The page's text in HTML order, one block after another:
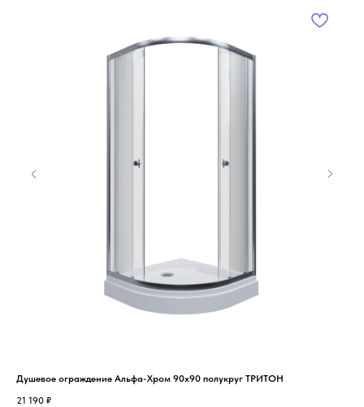
Душевое ограждение Альфа-Хром 90x90 полукруг ТРИТОН
21 190 ₽